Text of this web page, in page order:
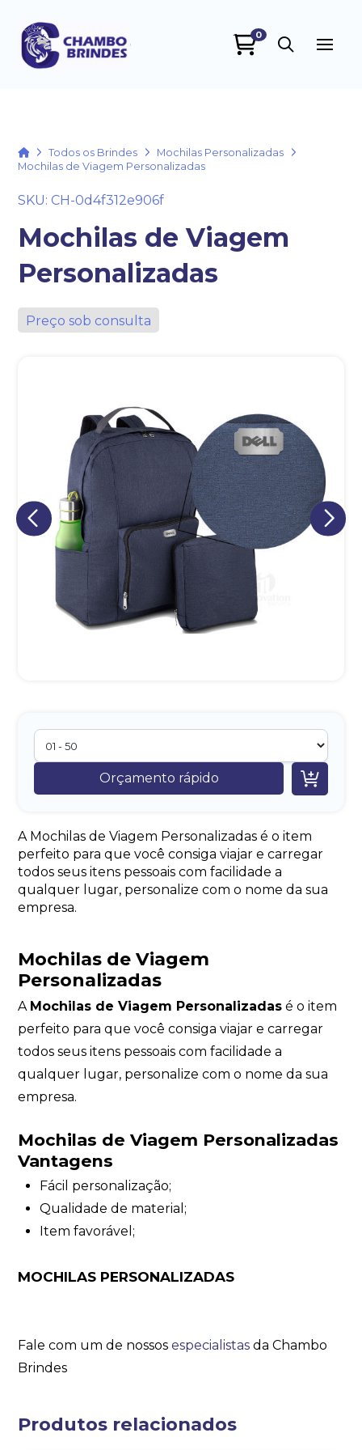
0
HomeTodos os Brindes
Mochilas Personalizadas
Mochilas de Viagem Personalizadas
SKU: CH-0d4f312e906f
Mochilas de Viagem
Personalizadas
Preço sob consulta
Orçamento rápido 
A Mochilas de Viagem Personalizadas é o item
perfeito para que você consiga viajar e carregar
todos seus itens pessoais com facilidade a
qualquer lugar, personalize com o nome da sua
empresa.
Mochilas de Viagem
Personalizadas
A Mochilas de Viagem Personalizadas é o item
perfeito para que você consiga viajar e carregar
todos seus itens pessoais com facilidade a
qualquer lugar, personalize com o nome da sua
empresa.
Mochilas de Viagem Personalizadas
Vantagens
Fácil personalização;
Qualidade de material;
Item favorável;
MOCHILAS PERSONALIZADAS
Fale com um de nossosespecialistas da Chambo
Brindes
Produtos relacionados
Eu concordo em receber comunicações.
A nossa empresa está comprometida a proteger e respeitar
sua privacidade, utilizaremos seus dados apenas para fins
de marketing. Você pode alterar suas preferências a
qualquer momento.
Iniciar conversa